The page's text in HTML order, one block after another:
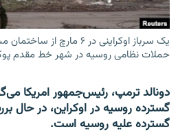
صفحه پشتو
Azadi English
یک سرباز اوکراینی در ۶
حملات نظامی روسیه در شهر خط مقدم
دونالد ترمپ، رئیس‌جمهور امریکا
گسترده روسیه در اوکراین، در حال
گسترده علیه روسیه است.